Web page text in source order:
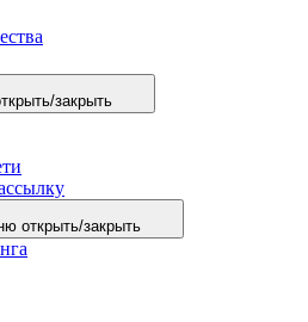
закрыть
открыть/закрыть